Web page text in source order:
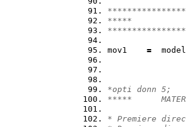
*****
mov1 =
*opti donn 5;
*****
* Premiere